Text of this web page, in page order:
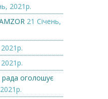
2021р.
21 Січень,
оголошує